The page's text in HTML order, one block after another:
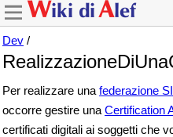
Dev /
Per realizzare una federazione
occorre gestire una Certification
certificati digitali ai soggetti che